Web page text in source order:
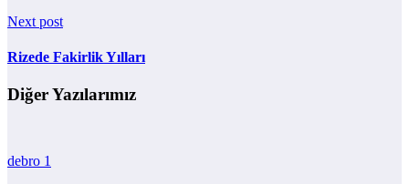
Next post
Rizede Fakirlik Yılları
Diğer Yazılarımız
debro 1